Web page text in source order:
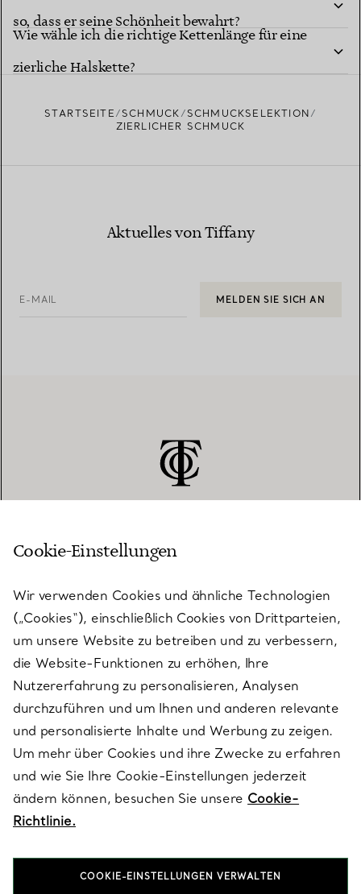
so, dass er seine Schönheit bewahrt?
Wie wähle ich die richtige Kettenlänge für eine
zierliche Halskette?
STARTSEITE SCHMUCK
SCHMUCKSELEKTION
ZIERLICHER SCHMUCK
Aktuelles von Tiffany
E-MAIL MELDEN SIE SICH AN
KUNDENSERVICE
SERVICES
ÜBER TIFFANY & CO.
RECHTLICHE HINWEISE
FOLGEN SIE UNS
Cookie-Einstellungen
Wir verwenden Cookies und ähnliche Technologien
(„Cookies“), einschließlich Cookies von Drittparteien,
um unsere Website zu betreiben und zu verbessern,
die Website-Funktionen zu erhöhen, Ihre
Nutzererfahrung zu personalisieren, Analysen
durchzuführen und um Ihnen und anderen relevante
und personalisierte Inhalte und Werbung zu zeigen.
Um mehr über Cookies und ihre Zwecke zu erfahren
und wie Sie Ihre Cookie-Einstellungen jederzeit
ändern können, besuchen Sie unsere Cookie-
Richtlinie.
COOKIE-EINSTELLUNGEN VERWALTEN